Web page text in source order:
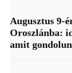
Augusztus 9-
Oroszlánba:
amit